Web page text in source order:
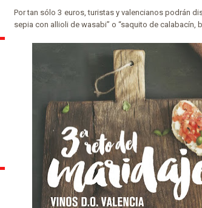
Por tan sólo 3 euros, turistas y valencianos podrán
sepia con allioli de wasabi” o “saquito de calabacín,